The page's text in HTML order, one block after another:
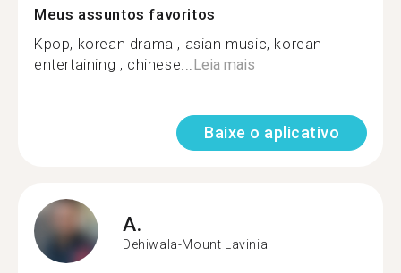
Meus assuntos favoritos
Kpop, korean drama , asian music, korean
entertaining , chinese... Leia mais
Baixe o aplicativo
A.
Dehiwala-Mount Lavinia